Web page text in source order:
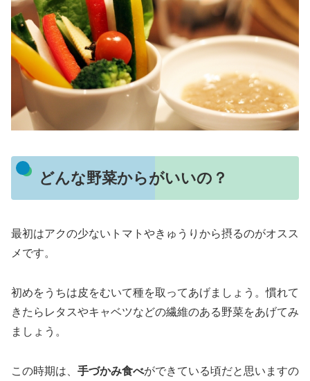
どんな野菜からがいいの？
最初はアクの少ないトマトやきゅうりから摂るのがオスス
メです。
初めをうちは皮をむいて種を取ってあげましょう。慣れて
きたらレタスやキャベツなどの繊維のある野菜をあげてみ
ましょう。
この時期は、 手づかみ食べができている頃だと思いますの